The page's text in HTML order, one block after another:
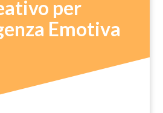
per
Emotiva